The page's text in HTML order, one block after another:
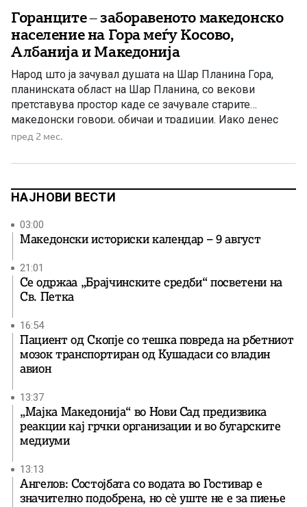
Горанците – заборавеното македонско
население на Гора меѓу Косово,
Албанија и Македонија
Народ што ја зачувал душата на Шар Планина Гора,
планинската област на Шар Планина, со векови
претставува простор каде се зачувале старите
македонски говори, обичаи и традиции. Иако денес
различни држави и идеологии се обидуваат да го
етнографската литература укажува на блиски врски
пред 2 мес.
НАЈНОВИ ВЕСТИ
03:00
Македонски историски календар – 9 август
21:01
Се одржаа „Брајчинските средби“ посветени на
Св. Петка
16:54
Пациент од Скопје со тешка повреда на рбетниот
мозок транспортиран од Кушадаси со владин
авион
13:37
„Мајка Македонија“ во Нови Сад предизвика
реакции кај грчки организации и во бугарските
медиуми
13:13
Ангелов: Состојбата со водата во Гостивар е
значително подобрена, но сè уште не е за пиење